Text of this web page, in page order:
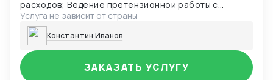
расходов; Ведение претензионной работы с
иностранными партнерами; Составление
процессуальных документов, представление
интересов международном арбитраже: в очном,
заочном и дистанционном форматах; Содействие в
исполнение арбитражного решения в стране
ответчика
Услуга не зависит от страны
Константин Иванов
ЗАКАЗАТЬ УСЛУГУ